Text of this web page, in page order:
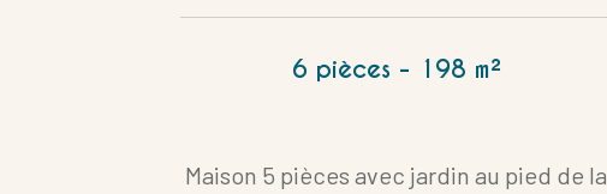
6 pièces - 198 m²
Maison 5 pièces avec jardin au pied de la